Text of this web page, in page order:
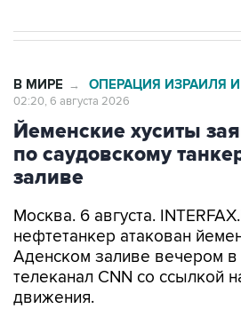
В МИРЕ → ОПЕРАЦИЯ ИЗРАИЛЯ
02:20, 6 августа 2026
Йеменские хуситы
по саудовскому
заливе
Москва. 6 августа.
нефтетанкер атакован
Аденском заливе вечером в
телеканал CNN со ссылкой
движения.